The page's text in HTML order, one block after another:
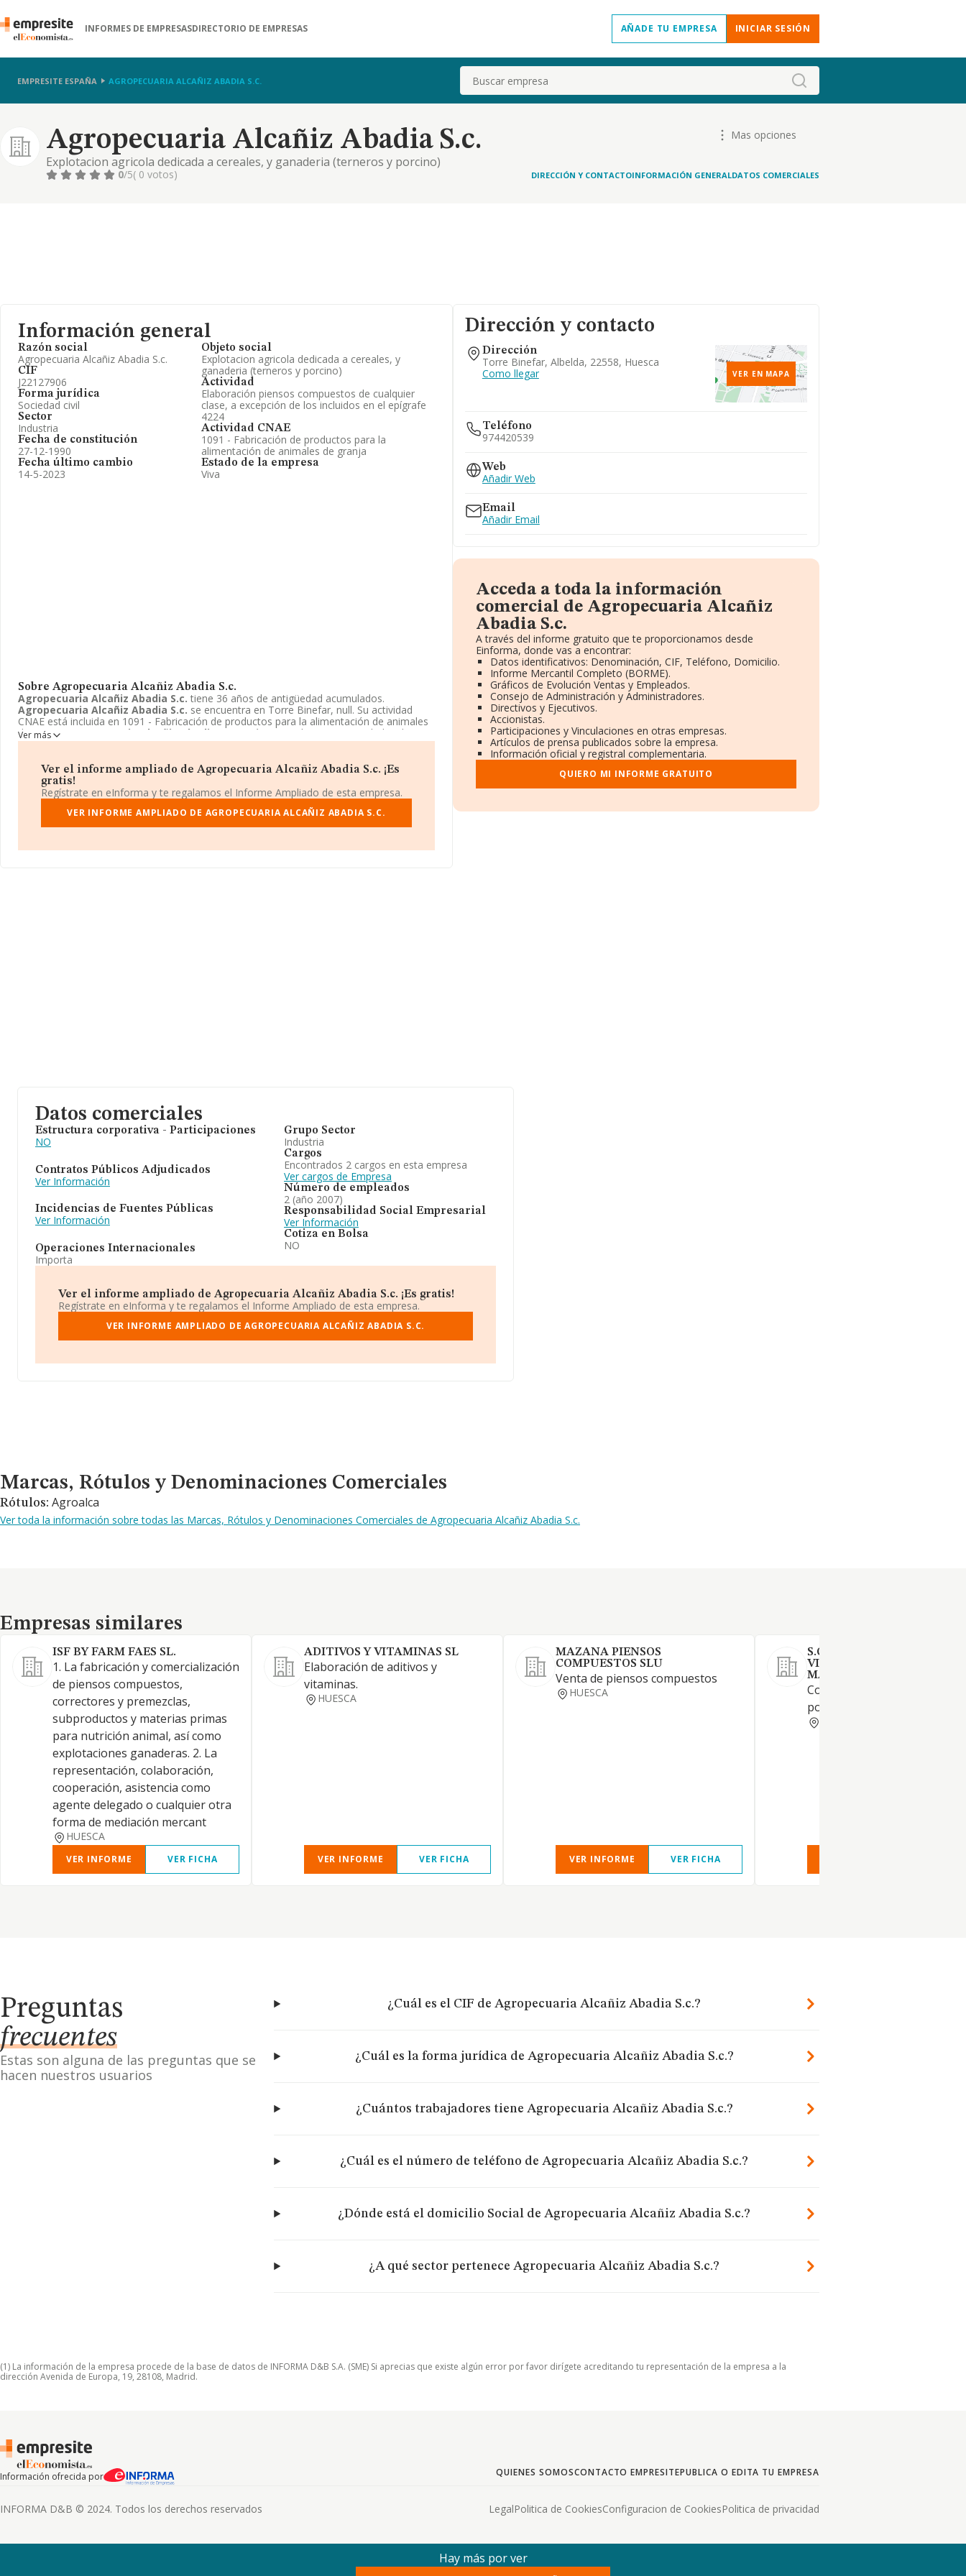
INFORMES DE EMPRESASDIRECTORIO DE EMPRESAS AÑADE TU EMPRESA INICIAR SESIÓN
EMPRESITE ESPAÑA AGROPECUARIA ALCAÑIZ ABADIA S.C. Buscar
Agropecuaria Alcañiz Abadia S.c.
Explotacion agricola dedicada a cereales, y ganaderia (terneros y porcino)
Mas opciones
0/5( 0 votos) DIRECCIÓN Y CONTACTOINFORMACIÓN GENERALDATOS COMERCIALES
Información general
Razón social
Agropecuaria Alcañiz Abadia S.c.
CIF
J22127906
Forma jurídica
Sociedad civil
Sector
Industria
Fecha de constitución
27-12-1990
Fecha último cambio
14-5-2023
Objeto social
Explotacion agricola dedicada a cereales, y
ganaderia (terneros y porcino)
Actividad
Elaboración piensos compuestos de cualquier
clase, a excepción de los incluidos en el epígrafe
4224
Actividad CNAE
1091 - Fabricación de productos para la
alimentación de animales de granja
Estado de la empresa
Viva
Sobre Agropecuaria Alcañiz Abadia S.c.
Agropecuaria Alcañiz Abadia S.c. tiene 36 años de antigüedad acumulados.
Agropecuaria Alcañiz Abadia S.c. se encuentra en Torre Binefar, null. Su actividad
CNAE está incluida en 1091 - Fabricación de productos para la alimentación de animales
de granja.
Agropecuaria Alcañiz Abadia S.c. está registrada como Sociedad civil.
Ver más
Ver el informe ampliado de Agropecuaria Alcañiz Abadia S.c. ¡Es
gratis!
Regístrate en eInforma y te regalamos el Informe Ampliado de esta empresa.
VER INFORME AMPLIADO DE AGROPECUARIA ALCAÑIZ ABADIA S.C.
Dirección y contacto
Dirección
Torre Binefar, Albelda, 22558, Huesca
Como llegar
VER EN MAPA
Teléfono
974420539
Web
Añadir Web
Email
Añadir Email
Acceda a toda la información
comercial de Agropecuaria Alcañiz
Abadia S.c.
A través del informe gratuito que te proporcionamos desde
Einforma, donde vas a encontrar:
Datos identificativos: Denominación, CIF, Teléfono, Domicilio.
Informe Mercantil Completo (BORME).
Gráficos de Evolución Ventas y Empleados.
Consejo de Administración y Administradores.
Directivos y Ejecutivos.
Accionistas.
Participaciones y Vinculaciones en otras empresas.
Artículos de prensa publicados sobre la empresa.
Información oficial y registral complementaria.
QUIERO MI INFORME GRATUITO
Datos comerciales
Estructura corporativa - Participaciones
NO
Contratos Públicos Adjudicados
Ver Información
Incidencias de Fuentes Públicas
Ver Información
Operaciones Internacionales
Importa
Grupo Sector
Industria
Cargos
Encontrados 2 cargos en esta empresa
Ver cargos de Empresa
Número de empleados
2 (año 2007)
Responsabilidad Social Empresarial
Ver Información
Cotiza en Bolsa
NO
Ver el informe ampliado de Agropecuaria Alcañiz Abadia S.c. ¡Es gratis!
Regístrate en eInforma y te regalamos el Informe Ampliado de esta empresa.
VER INFORME AMPLIADO DE AGROPECUARIA ALCAÑIZ ABADIA S.C.
Marcas, Rótulos y Denominaciones Comerciales
Marcas, Rótulos y Denominaciones Comerciales
Rótulos: Agroalca
Ver toda la información sobre todas las Marcas, Rótulos y Denominaciones Comerciales de Agropecuaria Alcañiz Abadia S.c.
Empresas similares
Empresas similares
ISF BY FARM FAES SL.
1. La fabricación y comercialización
de piensos compuestos,
correctores y premezclas,
subproductos y materias primas
para nutrición animal, así como
explotaciones ganaderas. 2. La
representación, colaboración,
cooperación, asistencia como
agente delegado o cualquier otra
forma de mediación mercant
HUESCA
VER INFORME VER FICHA
ADITIVOS Y VITAMINAS SL
Elaboración de aditivos y
vitaminas.
HUESCA
VER INFORME VER FICHA
MAZANA PIENSOS
COMPUESTOS SLU
Venta de piensos compuestos
HUESCA
VER INFORME VER FICHA
S.C. COMARCAL
VIRGEN DEL ROSARIO DE
MATEO DE GALLEGO
Comercialización de ganado
porcino.
Preguntas
frecuentes
Estas son alguna de las preguntas que se
hacen nuestros usuarios
¿Cuál es el CIF de Agropecuaria Alcañiz Abadia S.c.?
¿Cuál es la forma jurídica de Agropecuaria Alcañiz Abadia S.c.?
¿Cuántos trabajadores tiene Agropecuaria Alcañiz Abadia S.c.?
¿Cuál es el número de teléfono de Agropecuaria Alcañiz Abadia S.c.?
¿Dónde está el domicilio Social de Agropecuaria Alcañiz Abadia S.c.?
¿A qué sector pertenece Agropecuaria Alcañiz Abadia S.c.?
(1) La información de la empresa procede de la base de datos de INFORMA D&B S.A. (SME) Si aprecias que existe algún error por favor dirígete acreditando tu representación de la empresa a la
dirección Avenida de Europa, 19, 28108, Madrid.
Información ofrecida por QUIENES SOMOSCONTACTO EMPRESITEPUBLICA O EDITA TU EMPRESA
INFORMA D&B © 2024. Todos los derechos reservados LegalPolitica de CookiesConfiguracion de CookiesPolitica de privacidad
Hay más por ver